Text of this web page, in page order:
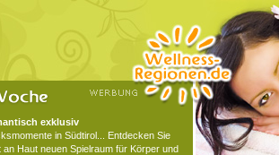
exklusiv
in Südtirol... Entdecken Sie
an Haut neuen Spielraum für Körper und